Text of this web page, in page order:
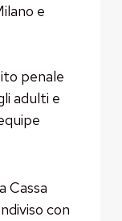
e
penale
adulti e
Cassa
con